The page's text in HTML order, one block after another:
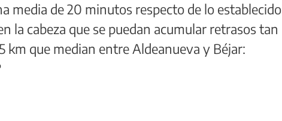
media de 20 minutos respecto de lo establecido
la cabeza que se puedan acumular retrasos tan
km que median entre Aldeanueva y Béjar: